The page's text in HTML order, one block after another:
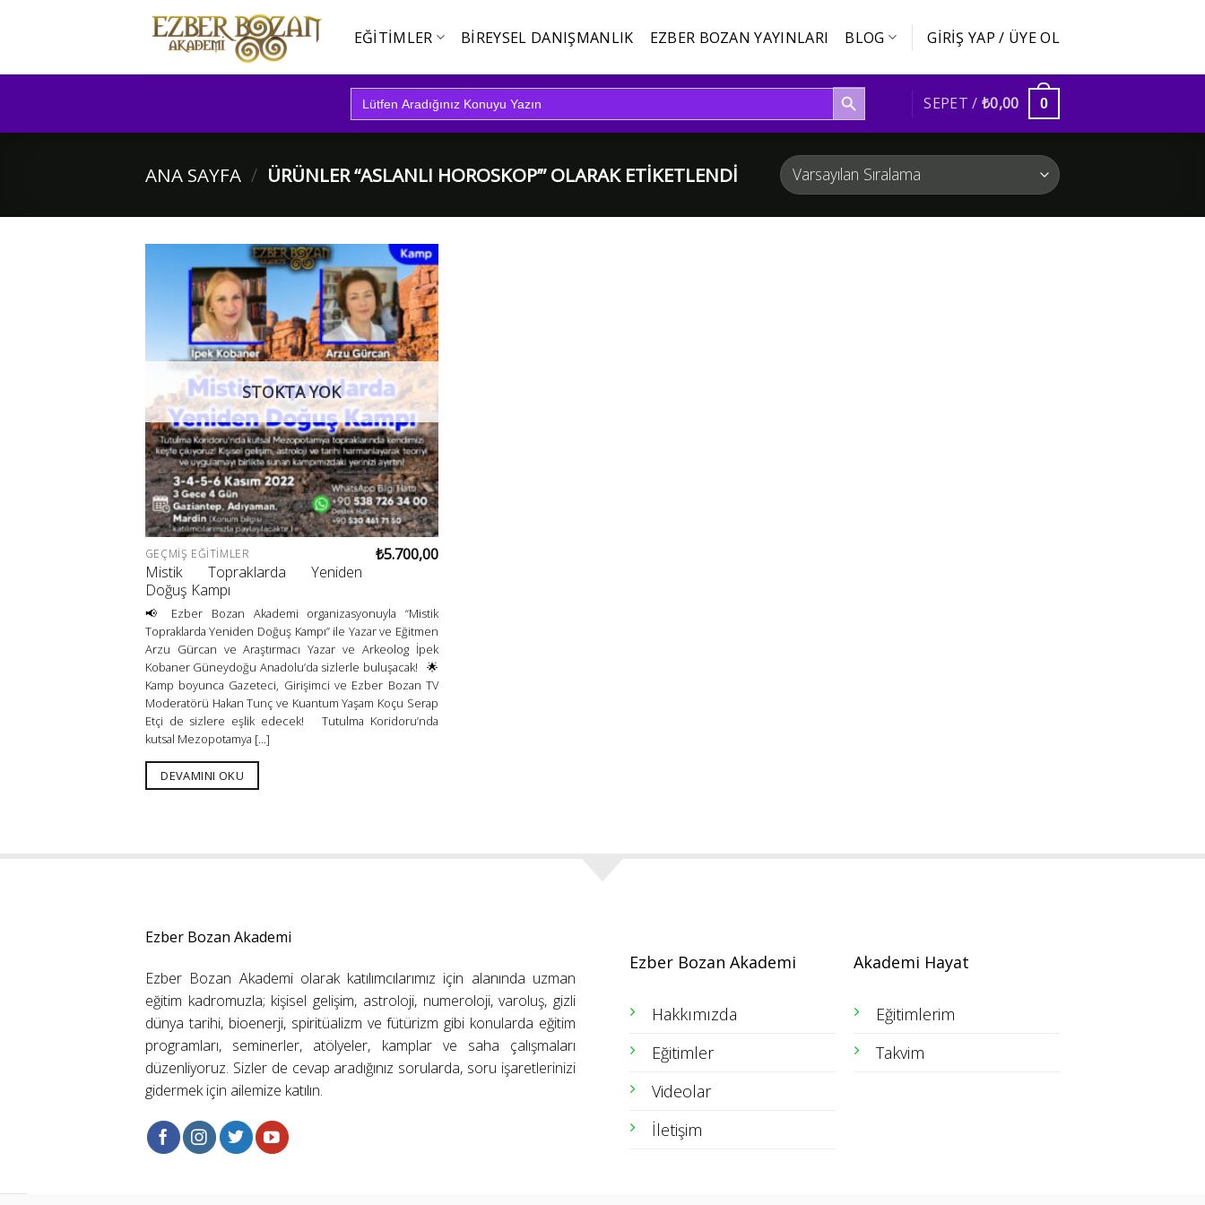
EĞITIMLER BIREYSEL DANIŞMANLIK EZBER BOZAN YAYINLARI BLOG GIRIŞ YAP / ÜYE OL
Search
for:
SEARCH BUTTON
SEPET / ₺0,00 0
ANA SAYFA / ÜRÜNLER “ASLANLI HOROSKOP’” OLARAK ETIKETLENDI
STOKTA YOK
GEÇMIŞ EĞITIMLER
Mistik Topraklarda Yeniden
Doğuş Kampı
₺5.700,00
📢 Ezber Bozan Akademi organizasyonuyla “Mistik
Topraklarda Yeniden Doğuş Kampı” ile Yazar ve Eğitmen
Arzu Gürcan ve Araştırmacı Yazar ve Arkeolog İpek
Kobaner Güneydoğu Anadolu’da sizlerle buluşacak! 🌟
Kamp boyunca Gazeteci, Girişimci ve Ezber Bozan TV
Moderatörü Hakan Tunç ve Kuantum Yaşam Koçu Serap
Etçi de sizlere eşlik edecek! Tutulma Koridoru’nda
kutsal Mezopotamya [...]
DEVAMINI OKU
Ezber Bozan Akademi
Ezber Bozan Akademi olarak katılımcılarımız için alanında uzman
eğitim kadromuzla; kişisel gelişim, astroloji, numeroloji, varoluş, gizli
dünya tarihi, bioenerji, spiritüalizm ve fütürizm gibi konularda eğitim
programları, seminerler, atölyeler, kamplar ve saha çalışmaları
düzenliyoruz. Sizler de cevap aradığınız sorularda, soru işaretlerinizi
gidermek için ailemize katılın.
Ezber Bozan Akademi
Hakkımızda
Eğitimler
Videolar
İletişim
Akademi Hayat
Eğitimlerim
Takvim